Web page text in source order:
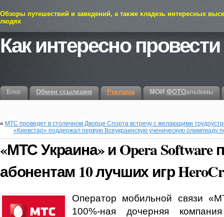
Обзоры путешествий и заведений, а также кладезь интересных
людях
Как интересно
Блог Обмен ссылками Реклама МОИ ФОТОальбомы
« МТС проведет в столичном Дворце Спорта встречу с желающими
«Киевстар» поддержал первую Всеукраинскую ученическую
«МТС Украина» и Opera Software
абонентам 10 лучших игр
Оператор мобильной связи
100%-ная дочерняя